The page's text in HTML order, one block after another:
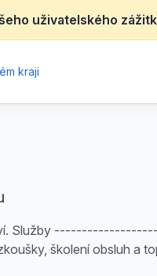
uživatelského
kraji
Služby
školení obsluh a